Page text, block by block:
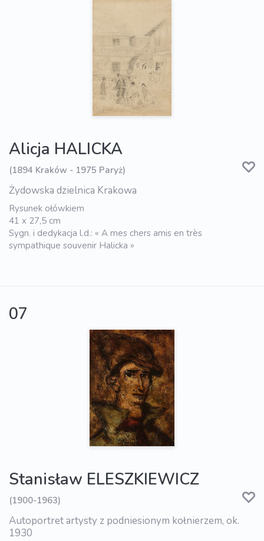
Alicja HALICKA
(1894 Kraków - 1975 Paryż)
Żydowska dzielnica Krakowa
Rysunek ołówkiem
41 x 27,5 cm
Sygn. i dedykacja l.d.: « A mes chers amis en très
sympathique souvenir Halicka »
07
Stanisław ELESZKIEWICZ
(1900-1963)
Autoportret artysty z podniesionym kołnierzem, ok.
1930